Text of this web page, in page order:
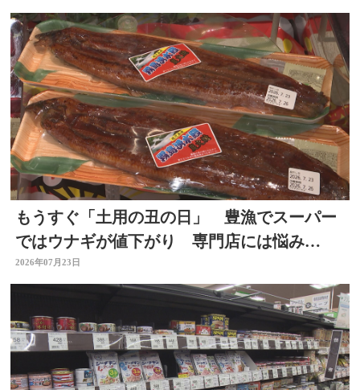
もうすぐ「土用の丑の日」 豊漁でスーパー
ではウナギが値下がり 専門店には悩み
も… 大分
2026年07月23日